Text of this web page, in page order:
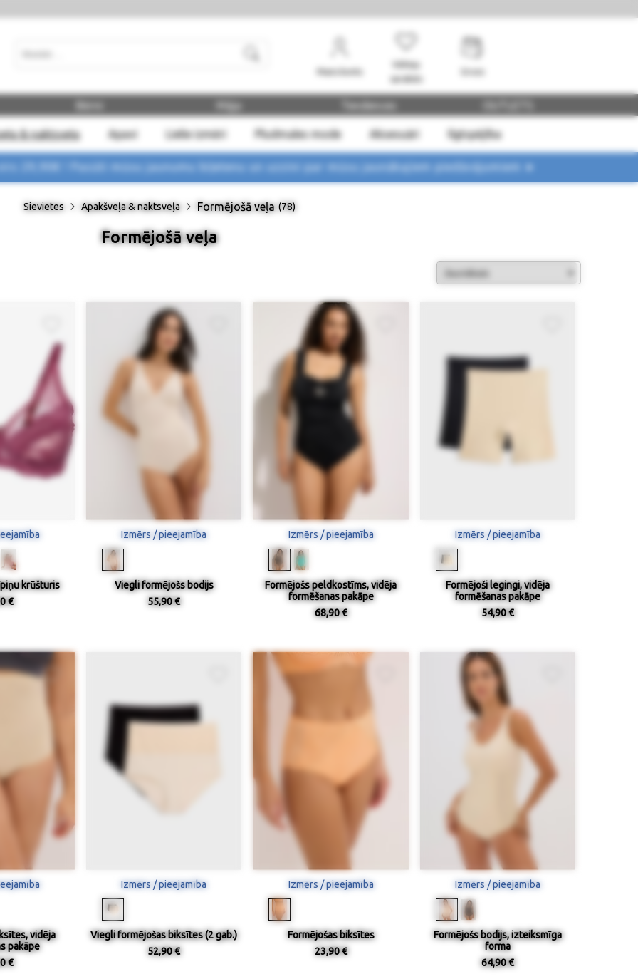
Mans konts
Vēlmju
saraksts
& naktsveļa Apavi Lielie izmēri Pludmales mode Aksesuāri Ilgtspējība
Māja Tendences
29,90€ ! Pasūti mūsu jaunumu biļetenu un uzzini par mūsu jaunākajiem piedāvājumiem ➤
Sievietes Apakšveļa & naktsveļa Formējošā veļa (78)
Formējošā veļa
krūšturis
€
Izmērs / pieejamība
Viegli formējošs bodijs
55,90 €
Izmērs / pieejamība
Formējošs peldkostīms, vidēja
formēšanas pakāpe
68,90 €
Izmērs / pieejamība
Formējoši legingi, vidēja
formēšanas pakāpe
54,90 €
vidēja
pakāpe
€
Izmērs / pieejamība
Viegli formējošas biksītes (2 gab.)
52,90 €
Izmērs / pieejamība
Formējošas biksītes
23,90 €
Izmērs / pieejamība
Formējošs bodijs, izteiksmīga
forma
64,90 €